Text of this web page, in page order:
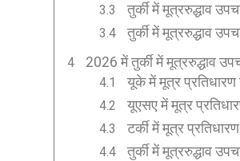
तुर्की में मूत्ररुद्धाव
तुर्की में मूत्ररुद्धाव
2026 में तुर्की में मूत्ररुद्धाव
यूके में मूत्र प्रतिधारण
यूएसए में मूत्र
टर्की में मूत्र
तुर्की में मूत्ररुद्धाव